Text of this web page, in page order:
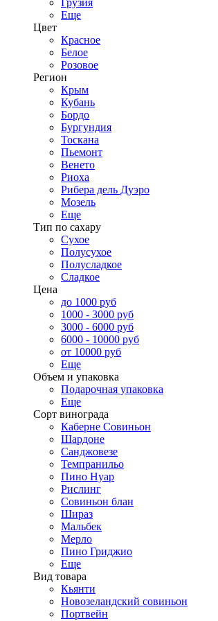
Грузия
Еще
Цвет
Красное
Белое
Розовое
Регион
Крым
Кубань
Бордо
Бургундия
Тоскана
Пьемонт
Венето
Риоха
Рибера дель Дуэро
Мозель
Еще
Тип по сахару
Сухое
Полусухое
Полусладкое
Сладкое
Цена
до 1000 руб
1000 - 3000 руб
3000 - 6000 руб
6000 - 10000 руб
от 10000 руб
Еще
Объем и упаковка
Подарочная упаковка
Еще
Сорт винограда
Каберне Совиньон
Шардоне
Санджовезе
Темпранильо
Пино Нуар
Рислинг
Совиньон блан
Шираз
Мальбек
Мерло
Пино Гриджио
Еще
Вид товара
Кьянти
Новозеландский совиньон
Портвейн